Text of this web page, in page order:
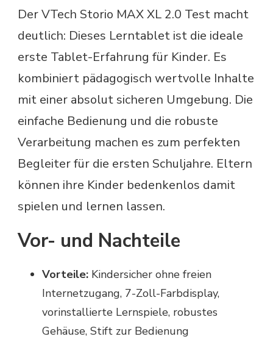
Der VTech Storio MAX XL 2.0 Test macht
deutlich: Dieses Lerntablet ist die ideale
erste Tablet-Erfahrung für Kinder. Es
kombiniert pädagogisch wertvolle Inhalte
mit einer absolut sicheren Umgebung. Die
einfache Bedienung und die robuste
Verarbeitung machen es zum perfekten
Begleiter für die ersten Schuljahre. Eltern
können ihre Kinder bedenkenlos damit
spielen und lernen lassen.
Vor- und Nachteile
Vorteile: Kindersicher ohne freien
Internetzugang, 7-Zoll-Farbdisplay,
vorinstallierte Lernspiele, robustes
Gehäuse, Stift zur Bedienung